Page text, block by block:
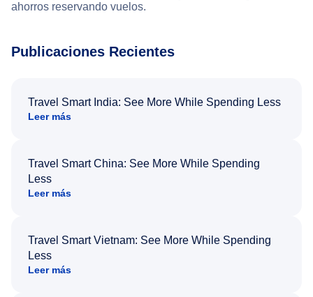
ahorros reservando vuelos.
Publicaciones Recientes
Travel Smart India: See More While Spending Less
Leer más
Travel Smart China: See More While Spending
Less
Leer más
Travel Smart Vietnam: See More While Spending
Less
Leer más